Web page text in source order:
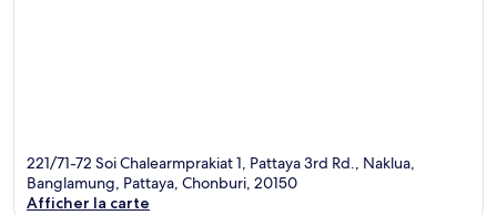
221/71-72 Soi Chalearmprakiat 1, Pattaya 3rd Rd., Naklua,
Banglamung, Pattaya, Chonburi, 20150
Afficher la carte